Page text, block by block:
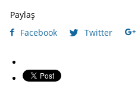
Paylaş
Facebook
Twitter